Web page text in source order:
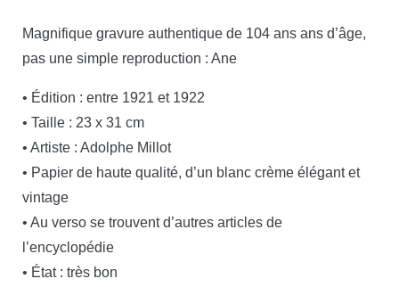
Magnifique gravure authentique de 104 ans ans d’âge,
pas une simple reproduction : Ane
• Édition : entre 1921 et 1922
• Taille : 23 x 31 cm
• Artiste : Adolphe Millot
• Papier de haute qualité, d’un blanc crème élégant et
vintage
• Au verso se trouvent d’autres articles de
l’encyclopédie
• État : très bon